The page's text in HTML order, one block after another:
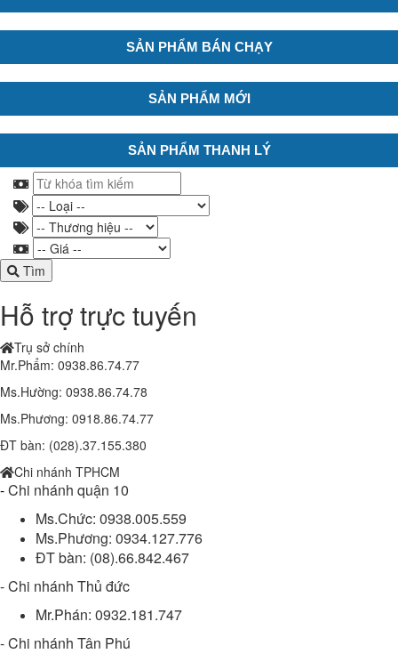
SẢN PHẨM BÁN CHẠY
SẢN PHẨM MỚI
SẢN PHẨM THANH LÝ
Tìm
Hỗ trợ trực tuyến
Trụ sở chính
Mr.Phẩm: 0938.86.74.77
Ms.Hường: 0938.86.74.78
Ms.Phương: 0918.86.74.77
ĐT bàn: (028).37.155.380
Chi nhánh TPHCM
-Chi nhánh quận 10
Ms.Chức: 0938.005.559
Ms.Phương: 0934.127.776
ĐT bàn: (08).66.842.467
- Chi nhánh Thủ đức
Mr.Phán: 0932.181.747
- Chi nhánh Tân Phú